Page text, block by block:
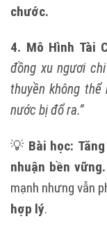
chước.
4. Mô Hình Tài
đồng xu ngươi
thuyền không
nước bị đổ ra.”
💡 Bài học:
nhuận bền vững.
mạnh nhưng vẫn
hợp lý.